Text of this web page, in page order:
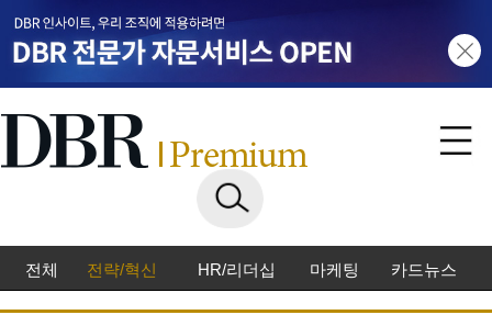
전체 전략/혁신 HR/리더십 마케팅 카드뉴스